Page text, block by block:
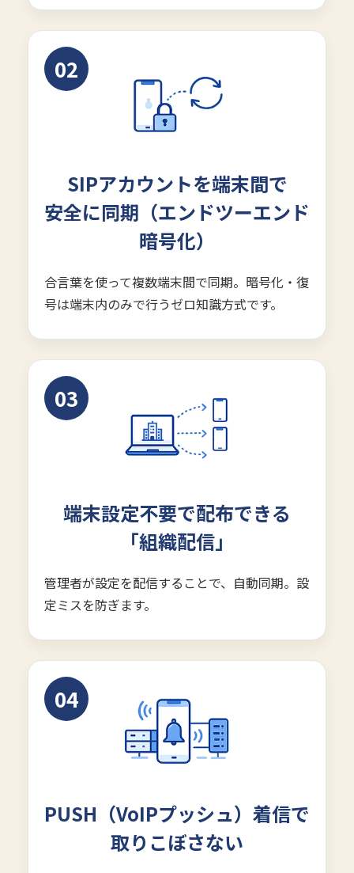
02
SIPアカウントを端末間で
安全に同期（エンドツーエンド
暗号化）
合言葉を使って複数端末間で同期。暗号化・復
号は端末内のみで行うゼロ知識方式です。
03
端末設定不要で配布できる
「組織配信」
管理者が設定を配信することで、自動同期。設
定ミスを防ぎます。
04
PUSH（VoIPプッシュ）着信で
取りこぼさない